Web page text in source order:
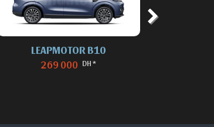
LEAPMOTOR B10
269 000 DH *